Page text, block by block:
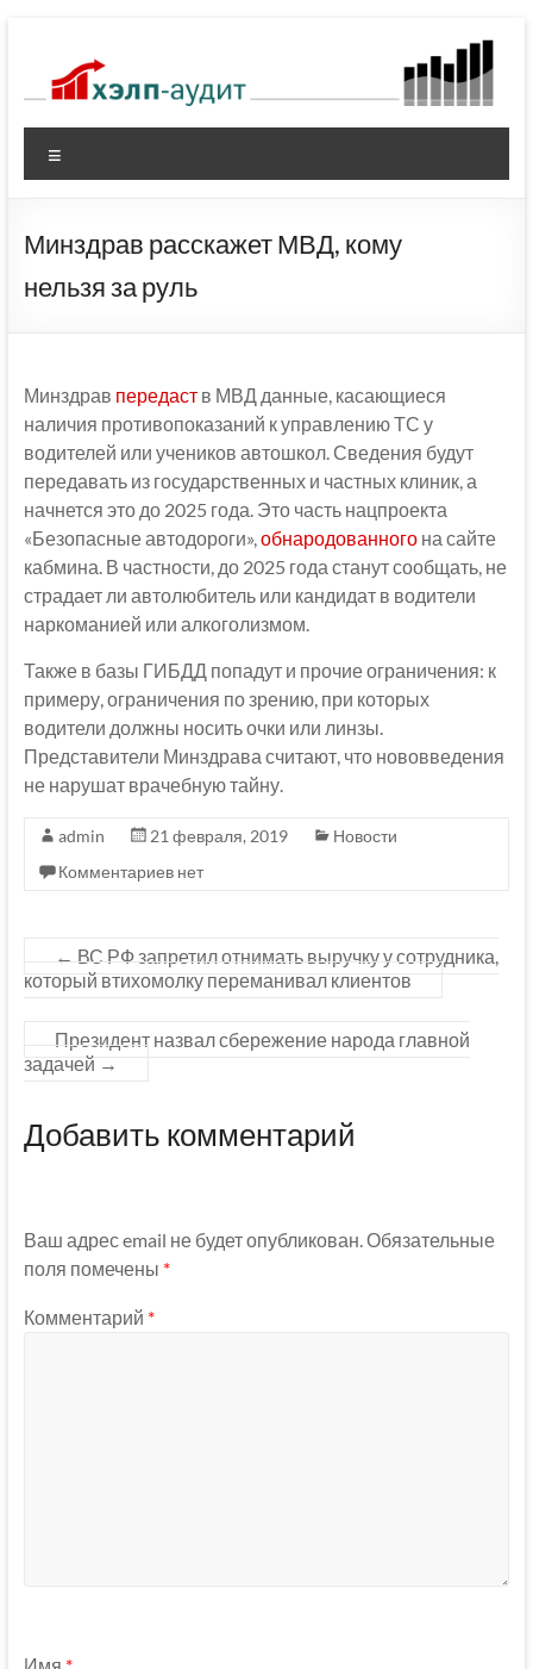
содержимому
Минздрав расскажет МВД, кому
нельзя за руль
Минздрав передаств МВД данные, касающиеся
наличия противопоказаний к управлению ТС у
водителей или учеников автошкол. Сведения будут
передавать из государственных и частных клиник, а
начнется это до 2025 года. Это часть нацпроекта
«Безопасные автодороги»,обнародованногона сайте
кабмина. В частности, до 2025 года станут сообщать, не
страдает ли автолюбитель или кандидат в водители
наркоманией или алкоголизмом.
Также в базы ГИБДД попадут и прочие ограничения: к
примеру, ограничения по зрению, при которых
водители должны носить очки или линзы.
Представители Минздрава считают, что нововведения
не нарушат врачебную тайну.
admin 21 февраля, 2019
Новости
Комментариев нет
← ВС РФ запретил отнимать выручку у сотрудника,
который втихомолку переманивал клиентов
Президент назвал сбережение народа главной
задачей →
Добавить комментарий
Ваш адрес email не будет опубликован. Обязательные
поля помечены *
Комментарий *